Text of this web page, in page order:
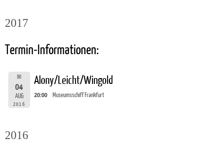
2017
Termin-Informationen:
DO
04
AUG
2016
Alony/Leicht/Wingold
20:00 Museumsschiff Frankfurt
2016